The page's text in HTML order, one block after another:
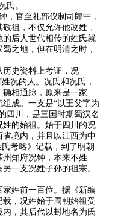
氏。
，官至礼部仪制司郎中，
祖，不仅允许他改姓，
后人世代相传的姓氏就
之地，但在明清之时，
历史资料上考证，况
况的人。况氏和况氏，
相通脉，原来是一家
成。一支是“以王父字为
四川，是三国时期蜀汉名
的始祖。始于四川的况
境内，并且以江西为中
考略》记载，到了明朝
知府况钟，本来不姓
一支况姓子孙的祖宗。
家姓前一百位。据《新编
，况姓始于周朝始祖受
，其后代以封地名为氏